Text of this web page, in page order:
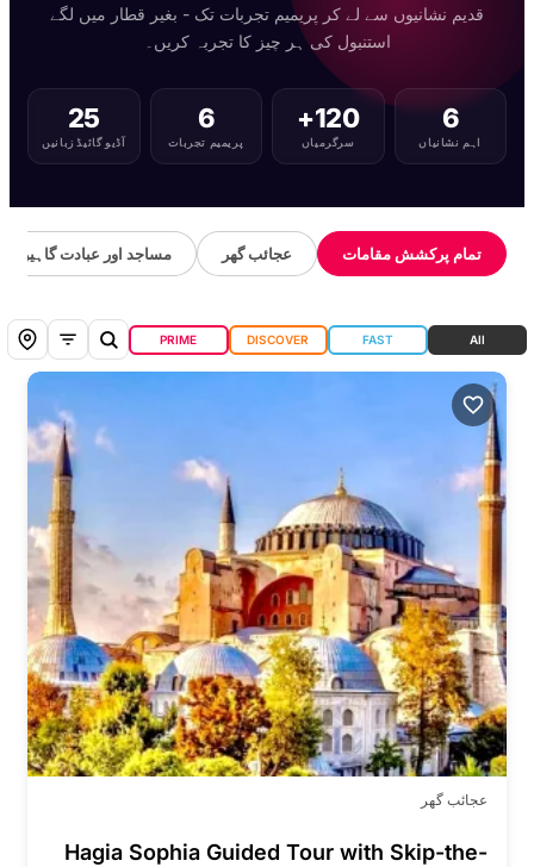
قدیم نشانیوں سے لے کر پریمیم تجربات تک - بغیر قطار میں لگے
استنبول کی ہر چیز کا تجربہ کریں۔
6
اہم نشانیاں
120+
سرگرمیاں
6
پریمیم تجربات
25
آڈیو گائیڈ زبانیں
تمام پرکشش مقامات عجائب گھر مساجد اور عبادت گاہیں
All
FAST
DISCOVER
PRIME
عجائب گھر
Hagia Sophia Guided Tour with Skip-the-